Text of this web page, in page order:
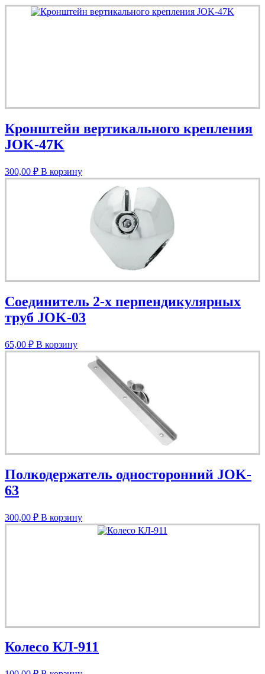
Кронштейн вертикального крепления
JOK-47K
300,00 ₽ В корзину
Соединитель 2-х перпендикулярных
труб JOK-03
65,00 ₽ В корзину
Полкодержатель односторонний JOK-
63
300,00 ₽ В корзину
Колесо КЛ-911